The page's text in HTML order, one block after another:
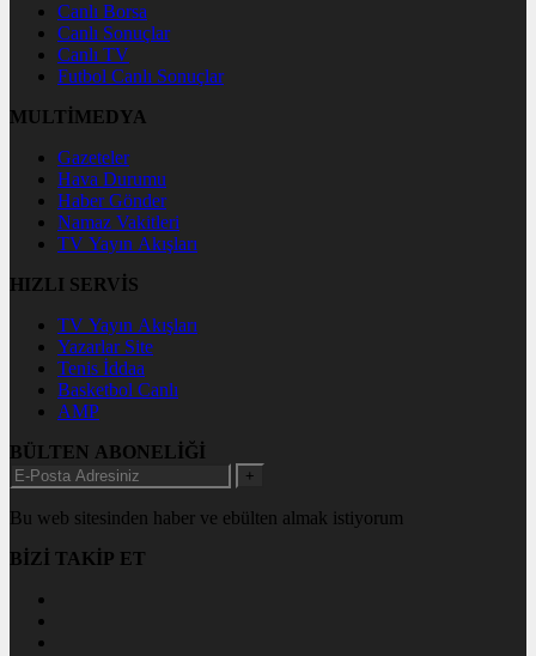
Canlı Borsa
Canlı Sonuçlar
Canlı TV
Futbol Canlı Sonuçlar
MULTİMEDYA
Gazeteler
Hava Durumu
Haber Gönder
Namaz Vakitleri
TV Yayın Akışları
HIZLI SERVİS
TV Yayın Akışları
Yazarlar Site
Tenis İddaa
Basketbol Canlı
AMP
BÜLTEN ABONELİĞİ
+
Bu web sitesinden haber ve ebülten almak istiyorum
BİZİ TAKİP ET